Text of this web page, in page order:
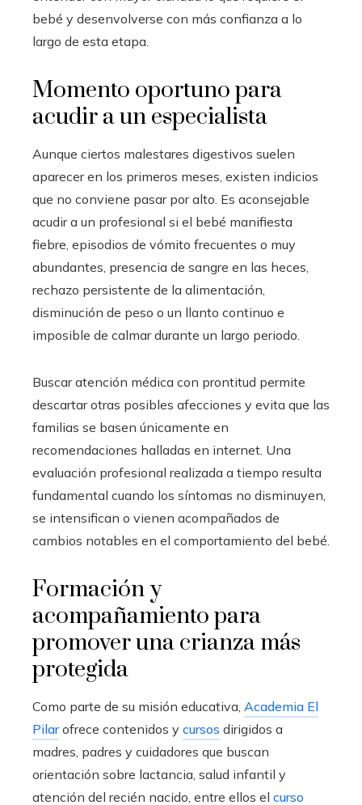
bebé y desenvolverse con más confianza a lo
largo de esta etapa.
Momento oportuno para
acudir a un especialista
Aunque ciertos malestares digestivos suelen
aparecer en los primeros meses, existen indicios
que no conviene pasar por alto. Es aconsejable
acudir a un profesional si el bebé manifiesta
fiebre, episodios de vómito frecuentes o muy
abundantes, presencia de sangre en las heces,
rechazo persistente de la alimentación,
disminución de peso o un llanto continuo e
imposible de calmar durante un largo periodo.
Buscar atención médica con prontitud permite
descartar otras posibles afecciones y evita que las
familias se basen únicamente en
recomendaciones halladas en internet. Una
evaluación profesional realizada a tiempo resulta
fundamental cuando los síntomas no disminuyen,
se intensifican o vienen acompañados de
cambios notables en el comportamiento del bebé.
Formación y
acompañamiento para
promover una crianza más
protegida
Como parte de su misión educativa, Academia El
Pilarofrece contenidos y cursos dirigidos a
madres, padres y cuidadores que buscan
orientación sobre lactancia, salud infantil y
atención del recién nacido, entre ellos el curso